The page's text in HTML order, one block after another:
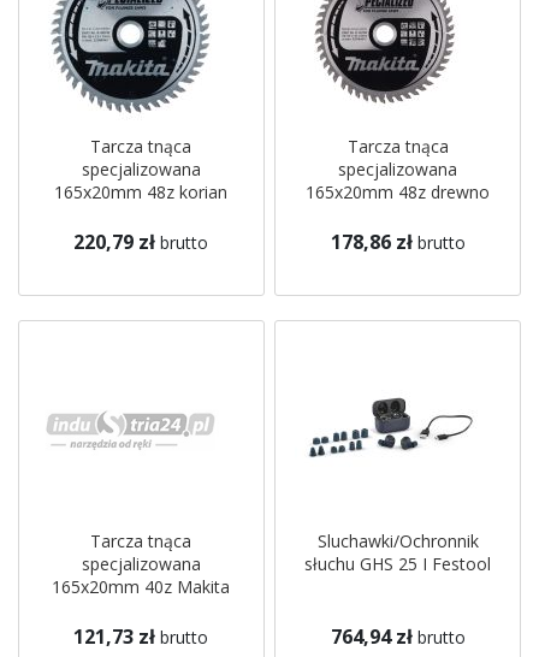
Tarcza tnąca
specjalizowana
165x20mm 48z korian
220,79 zł brutto
Tarcza tnąca
specjalizowana
165x20mm 48z drewno
178,86 zł brutto
Tarcza tnąca
specjalizowana
165x20mm 40z Makita
121,73 zł brutto
Sluchawki/Ochronnik
słuchu GHS 25 I Festool
764,94 zł brutto